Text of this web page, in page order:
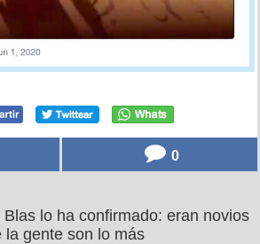
0
lo ha confirmado: eran novios
la gente son lo más